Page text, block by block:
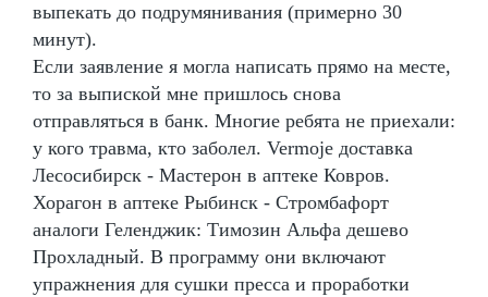
выпекать до подрумянивания (примерно 30
минут).
Если заявление я могла написать прямо на месте,
то за выпиской мне пришлось снова
отправляться в банк. Многие ребята не приехали:
у кого травма, кто заболел. Vermoje доставка
Лесосибирск - Мастерон в аптеке Ковров.
Хорагон в аптеке Рыбинск - Стромбафорт
аналоги Геленджик: Tимозин Альфа дешево
Прохладный. В программу они включают
упражнения для сушки пресса и проработки